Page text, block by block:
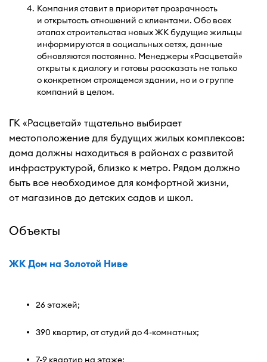
Компания ставит в приоритет прозрачность
и открытость отношений с клиентами. Обо всех
этапах строительства новых ЖК будущие жильцы
информируются в социальных сетях, данные
обновляются постоянно. Менеджеры «Расцветай»
открыты к диалогу и готовы рассказать не только
о конкретном строящемся здании, но и о группе
компаний в целом.
ГК «Расцветай» тщательно выбирает
местоположение для будущих жилых комплексов:
дома должны находиться в районах с развитой
инфраструктурой, близко к метро. Рядом должно
быть все необходимое для комфортной жизни,
от магазинов до детских садов и школ.
Объекты
ЖК Дом на Золотой Ниве
26 этажей;
390 квартир, от студий до 4-комнатных;
7-9 квартир на этаже;